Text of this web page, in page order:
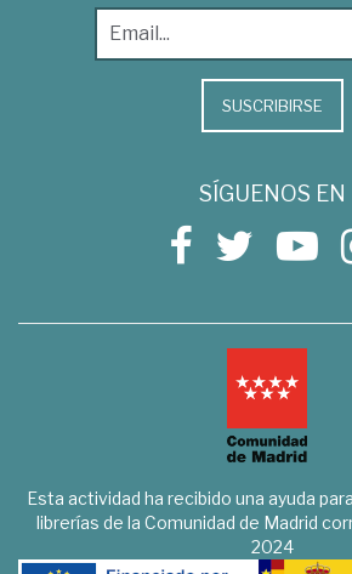
SUSCRIBIRSE
SÍGUENOS EN
Esta actividad ha recibido una ayuda
librerías de la Comunidad de Madrid
2024